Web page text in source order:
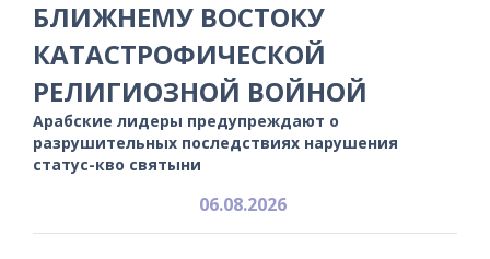
БЛИЖНЕМУ ВОСТОКУ
КАТАСТРОФИЧЕСКОЙ
РЕЛИГИОЗНОЙ ВОЙНОЙ
Арабские лидеры предупреждают о
разрушительных последствиях нарушения
статус-кво святыни
06.08.2026